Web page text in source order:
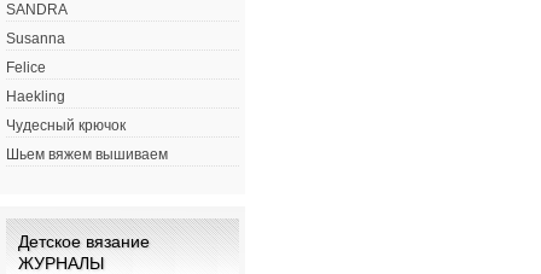
SANDRA
Susanna
Felice
Haekling
Чудесный крючок
Шьем вяжем вышиваем
Детское вязание
ЖУРНАЛЫ